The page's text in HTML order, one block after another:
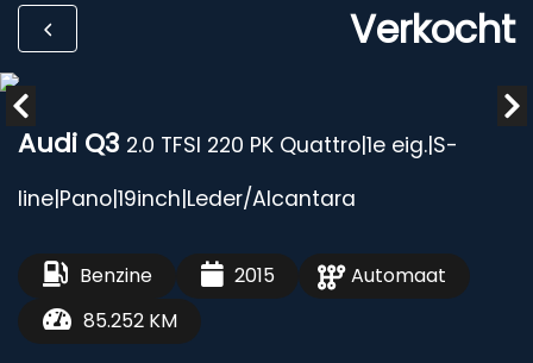
Verkocht
Audi Q3 2.0 TFSI 220 PK Quattro|1e eig.|S-
line|Pano|19inch|Leder/Alcantara
Benzine 2015
Automaat
85.252 KM